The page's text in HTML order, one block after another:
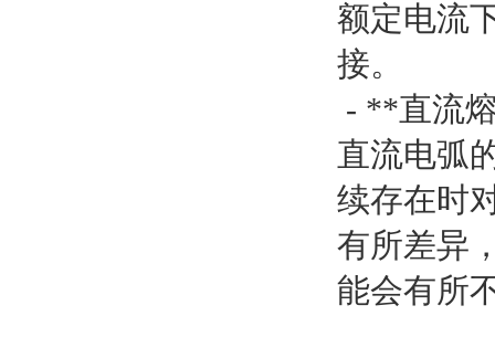
额定电流
接。
- **直流
直流电弧
续存在时
有所差异
能会有所